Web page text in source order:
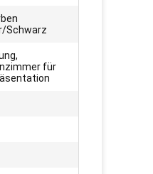
Schwarz
für